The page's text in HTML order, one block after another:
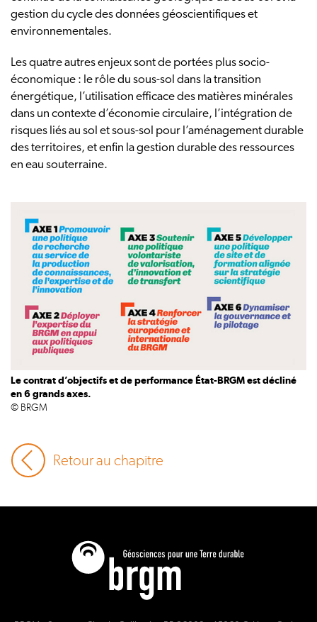
gestion du cycle des données géoscientifiques et
environnementales.
Les quatre autres enjeux sont de portées plus socio-
économique : le rôle du sous-sol dans la transition
énergétique, l’utilisation efficace des matières minérales
dans un contexte d’économie circulaire, l’intégration de
risques liés au sol et sous-sol pour l’aménagement durable
des territoires, et enfin la gestion durable des ressources
en eau souterraine.
Le contrat d’objectifs et de performance État-BRGM est décliné
en 6 grands axes.
© BRGM
Retour au chapitre